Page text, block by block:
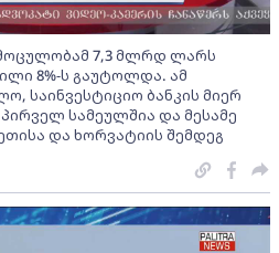
მოცულობამ 7,3 მლრდ ლარს
8%-ს გაუტოლდა. ამ
საინვესტიციო ბანკის მიერ
სამეულშია და მესამე
და ხორვატიის შემდეგ